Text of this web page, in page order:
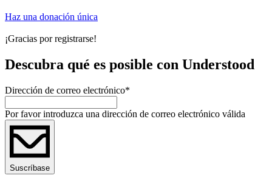
Haz una donación única
¡Gracias por registrarse!
Descubra qué es posible con Understood
Dirección de correo electrónico*
Por favor introduzca una dirección de correo electrónico válida
Suscríbase